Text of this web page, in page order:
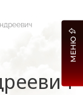
МЕНЮ